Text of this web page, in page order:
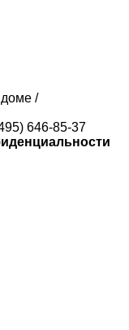
646-85-37